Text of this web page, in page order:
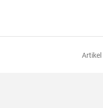
Artikel